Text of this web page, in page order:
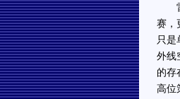
雷
赛，
只是
外线
的存
高位